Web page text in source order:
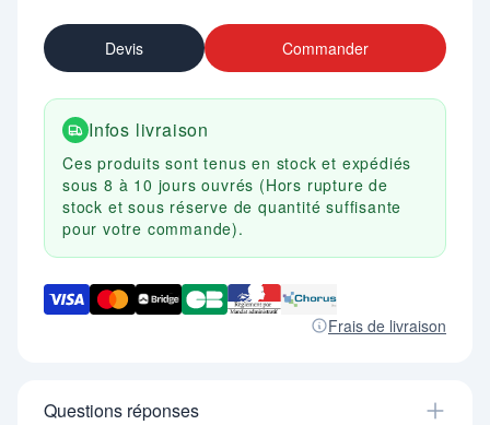
- Roulettes D. 125 mm.
- Dim. (mm) : H. totale 1100 (H. panier 949) X L.
600 X P. 778.
- Poids : 16 Kg.
- Charge maxi : 160 Kg.
- En option : consigneur, siège enfant.
Egalement disponible en version Oéanis en
plastique incluant du recyclage de filets de pêche.
Devis Commander
Infos livraison
Ces produits sont tenus en stock et expédiés
sous 8 à 10 jours ouvrés (Hors rupture de
stock et sous réserve de quantité suffisante
pour votre commande).
Frais de livraison
Questions réponses